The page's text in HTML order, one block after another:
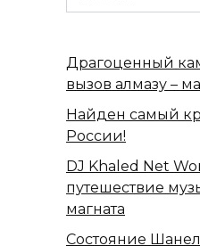
for:
Драгоценный
вызов алмазу –
Найден самый
России!
DJ Khaled Net
путешествие
магната
Состояние